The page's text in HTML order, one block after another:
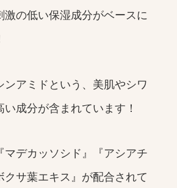
激の低い保湿成分がベースに
ンアミドという、美肌やシワ
成分が含まれています！
マデカッソシド』『アシアチ
クサ葉エキス』が配合されて